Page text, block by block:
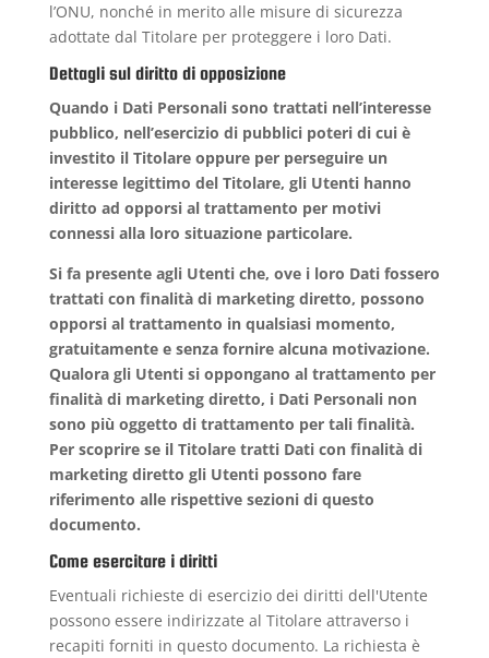
l’ONU, nonché in merito alle misure di sicurezza
adottate dal Titolare per proteggere i loro Dati.
Dettagli sul diritto di opposizione
Quando i Dati Personali sono trattati nell’interesse
pubblico, nell’esercizio di pubblici poteri di cui è
investito il Titolare oppure per perseguire un
interesse legittimo del Titolare, gli Utenti hanno
diritto ad opporsi al trattamento per motivi
connessi alla loro situazione particolare.
Si fa presente agli Utenti che, ove i loro Dati fossero
trattati con finalità di marketing diretto, possono
opporsi al trattamento in qualsiasi momento,
gratuitamente e senza fornire alcuna motivazione.
Qualora gli Utenti si oppongano al trattamento per
finalità di marketing diretto, i Dati Personali non
sono più oggetto di trattamento per tali finalità.
Per scoprire se il Titolare tratti Dati con finalità di
marketing diretto gli Utenti possono fare
riferimento alle rispettive sezioni di questo
documento.
Come esercitare i diritti
Eventuali richieste di esercizio dei diritti dell'Utente
possono essere indirizzate al Titolare attraverso i
recapiti forniti in questo documento. La richiesta è